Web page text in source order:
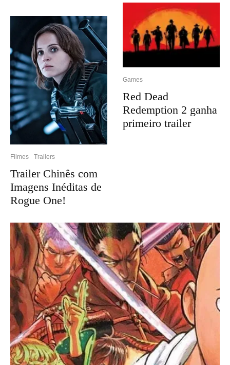
Filmes Trailers
Trailer Chinês com
Imagens Inéditas de
Rogue One!
Games
Red Dead
Redemption 2 ganha
primeiro trailer